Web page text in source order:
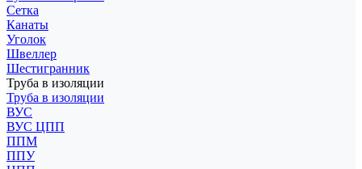
Сетка
Канаты
Уголок
Швеллер
Шестигранник
Труба в изоляции
Труба в изоляции
ВУС
ВУС ЦПП
ППМ
ППУ